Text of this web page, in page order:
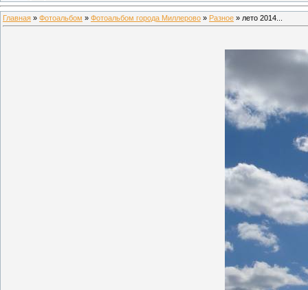
Главная » Фотоальбом » Фотоальбом города Миллерово » Разное » лето 2014...